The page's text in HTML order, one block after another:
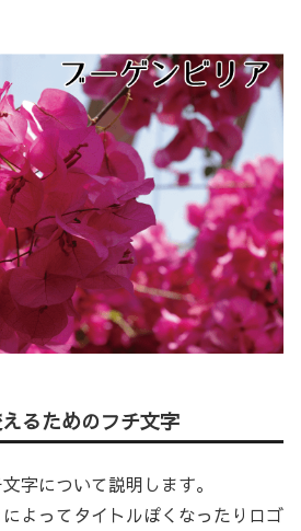
るためのフチ文字
字について説明します。
よってタイトルぽくなったりロゴ